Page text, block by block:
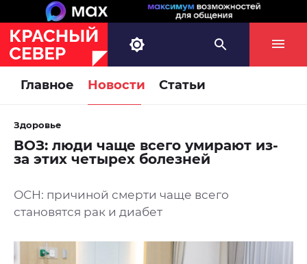
Главное Новости Статьи
Здоровье
ВОЗ: люди чаще всего умирают из-
за этих четырех болезней
ОСН: причиной смерти чаще всего
становятся рак и диабет